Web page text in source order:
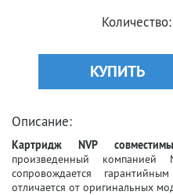
Количество:
КУПИТЬ
Описание:
Картридж NVP
произведенный
сопровождается
отличается от оригинальных